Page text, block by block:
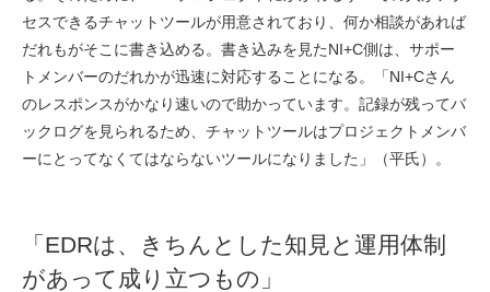
セスできるチャットツールが用意されており、何か相談があれば
だれもがそこに書き込める。書き込みを見たNI+C側は、サポー
トメンバーのだれかが迅速に対応することになる。「NI+Cさん
のレスポンスがかなり速いので助かっています。記録が残ってバ
ックログを見られるため、チャットツールはプロジェクトメンバ
ーにとってなくてはならないツールになりました」（平氏）。
「EDRは、きちんとした知見と運用体制
があって成り立つもの」